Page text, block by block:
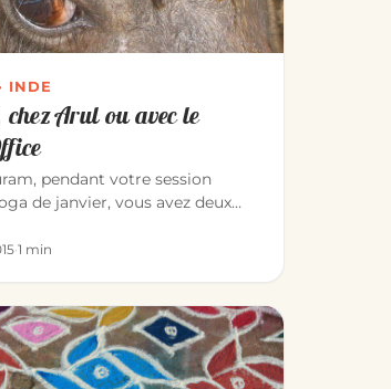
INDE
Arul ou avec le
pendant votre session
de janvier, vous avez deux
·1 min